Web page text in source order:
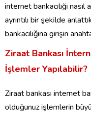
internet bankacılığı nasıl
ayrıntılı bir şekilde
bankacılığına girişin
Ziraat Bankası
İşlemler Yapılabilir?
Ziraat bankası internet
olduğunuz işlemlerin